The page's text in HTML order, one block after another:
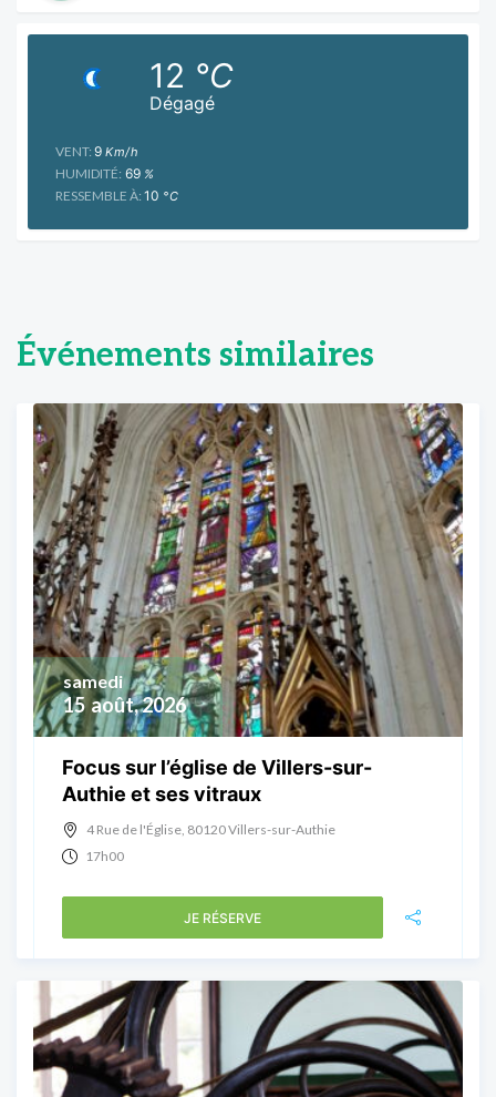
Dégagé
12 °C
VENT: 9 Km/h
HUMIDITÉ: 69 %
RESSEMBLE À: 10 °C
Événements similaires
15 août, 2026
samedi
Focus sur l’église de Villers-sur-
Authie et ses vitraux
4 Rue de l'Église, 80120 Villers-sur-Authie
17h00
JE RÉSERVE